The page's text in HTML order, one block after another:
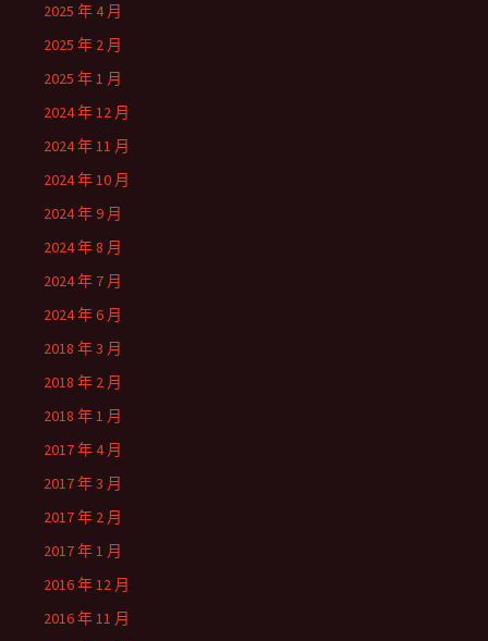
2025 年 4 月
2025 年 2 月
2025 年 1 月
2024 年 12 月
2024 年 11 月
2024 年 10 月
2024 年 9 月
2024 年 8 月
2024 年 7 月
2024 年 6 月
2018 年 3 月
2018 年 2 月
2018 年 1 月
2017 年 4 月
2017 年 3 月
2017 年 2 月
2017 年 1 月
2016 年 12 月
2016 年 11 月